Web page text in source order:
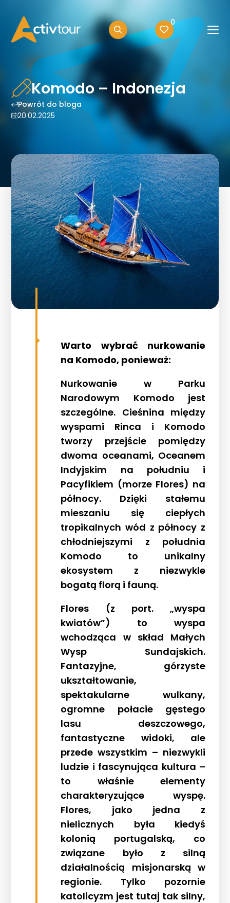
0
Komodo – Indonezja
Powrót do bloga
20.02.2025
Warto wybrać nurkowanie
na Komodo, ponieważ:
Nurkowanie w Parku
Narodowym Komodo jest
szczególne. Cieśnina między
wyspami Rinca i Komodo
tworzy przejście pomiędzy
dwoma oceanami, Oceanem
Indyjskim na południu i
Pacyfikiem (morze Flores) na
północy. Dzięki stałemu
mieszaniu się ciepłych
tropikalnych wód z północy z
chłodniejszymi z południa
Komodo to unikalny
ekosystem z niezwykle
bogatą florą i fauną.
Flores (z port. „wyspa
kwiatów”) to wyspa
wchodząca w skład Małych
Wysp Sundajskich.
Fantazyjne, górzyste
ukształtowanie,
spektakularne wulkany,
ogromne połacie gęstego
lasu deszczowego,
fantastyczne widoki, ale
przede wszystkim – niezwykli
ludzie i fascynująca kultura –
to właśnie elementy
charakteryzujące wyspę.
Flores, jako jedna z
nielicznych była kiedyś
kolonią portugalską, co
związane było z silną
działalnością misjonarską w
regionie. Tylko pozornie
katolicyzm jest tutaj tak silny,